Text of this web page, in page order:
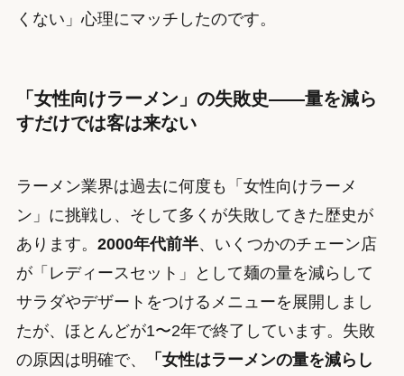
くない」心理にマッチしたのです。
「女性向けラーメン」の失敗史——量を減ら
すだけでは客は来ない
ラーメン業界は過去に何度も「女性向けラーメ
ン」に挑戦し、そして多くが失敗してきた歴史が
あります。 2000年代前半、いくつかのチェーン店
が「レディースセット」として麺の量を減らして
サラダやデザートをつけるメニューを展開しまし
たが、ほとんどが1〜2年で終了しています。失敗
の原因は明確で、
「女性はラーメンの量を減らし